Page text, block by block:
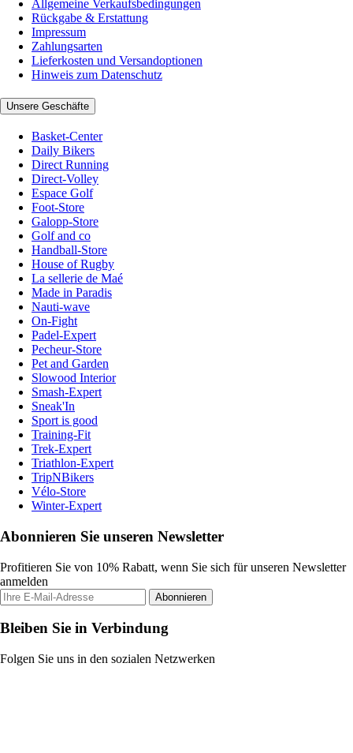
Allgemeine Verkaufsbedingungen
Rückgabe & Erstattung
Impressum
Zahlungsarten
Lieferkosten und Versandoptionen
Hinweis zum Datenschutz
Unsere Geschäfte
Basket-Center
Daily Bikers
Direct Running
Direct-Volley
Espace Golf
Foot-Store
Galopp-Store
Golf and co
Handball-Store
House of Rugby
La sellerie de Maé
Made in Paradis
Nauti-wave
On-Fight
Padel-Expert
Pecheur-Store
Pet and Garden
Slowood Interior
Smash-Expert
Sneak'In
Sport is good
Training-Fit
Trek-Expert
Triathlon-Expert
TripNBikers
Vélo-Store
Winter-Expert
Abonnieren Sie unseren Newsletter
Profitieren Sie von 10% Rabatt, wenn Sie sich für unseren Newsletter
anmelden
Abonnieren
Bleiben Sie in Verbindung
Folgen Sie uns in den sozialen Netzwerken